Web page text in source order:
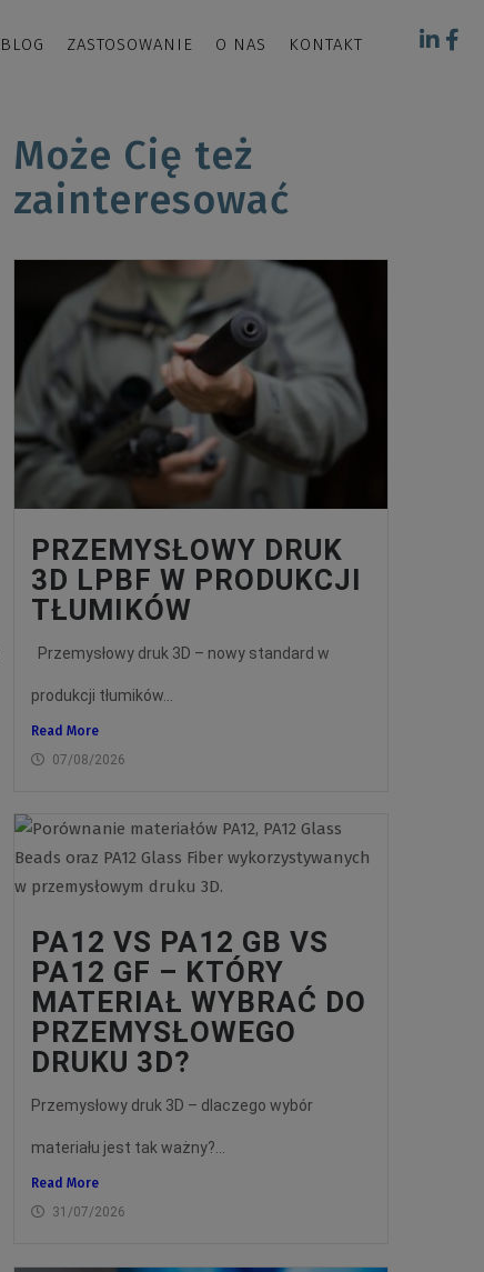
BLOG ZASTOSOWANIE O NAS KONTAKT
Może Cię też
zainteresować
PRZEMYSŁOWY DRUK
3D LPBF W PRODUKCJI
TŁUMIKÓW
Przemysłowy druk 3D – nowy standard w
produkcji tłumików...
Read More
07/08/2026
PA12 VS PA12 GB VS
PA12 GF – KTÓRY
MATERIAŁ WYBRAĆ DO
PRZEMYSŁOWEGO
DRUKU 3D?
Przemysłowy druk 3D – dlaczego wybór
materiału jest tak ważny?...
Read More
31/07/2026